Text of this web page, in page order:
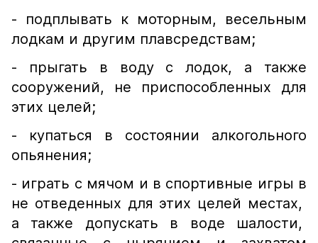
- подплывать к моторным, весельным
лодкам и другим плавсредствам;
- прыгать в воду с лодок, а также
сооружений, не приспособленных для
этих целей;
- купаться в состоянии алкогольного
опьянения;
- играть с мячом и в спортивные игры в
не отведенных для этих целей местах,
а также допускать в воде шалости,